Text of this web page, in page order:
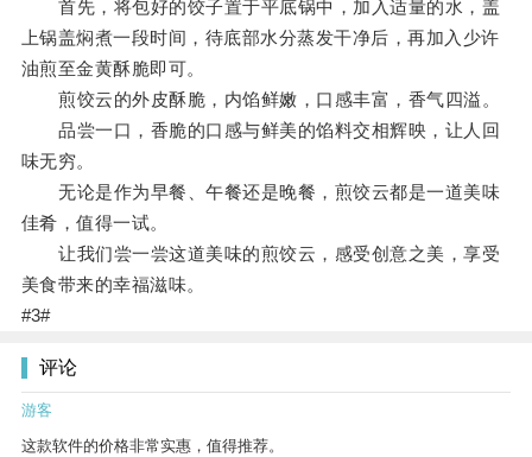
首先，将包好的饺子置于平底锅中，加入适量的水，盖
上锅盖焖煮一段时间，待底部水分蒸发干净后，再加入少许
油煎至金黄酥脆即可。
煎饺云的外皮酥脆，内馅鲜嫩，口感丰富，香气四溢。
品尝一口，香脆的口感与鲜美的馅料交相辉映，让人回
味无穷。
无论是作为早餐、午餐还是晚餐，煎饺云都是一道美味
佳肴，值得一试。
让我们尝一尝这道美味的煎饺云，感受创意之美，享受
美食带来的幸福滋味。
#3#
评论
游客
这款软件的价格非常实惠，值得推荐。